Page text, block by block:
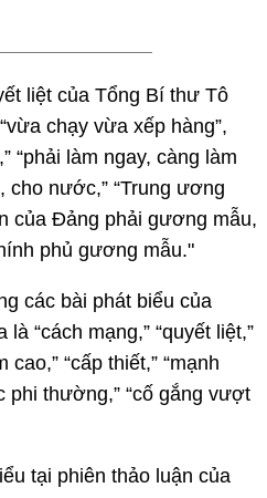
liệt của Tổng Bí thư Tô
chạy vừa xếp hàng”,
“phải làm ngay, càng làm
nước,” “Trung ương
của Đảng phải gương mẫu,
phủ gương mẫu."
các bài phát biểu của
“cách mạng,” “quyết liệt,”
cao,” “cấp thiết,” “mạnh
phi thường,” “cố gắng vượt
tại phiên thảo luận của